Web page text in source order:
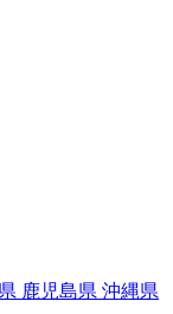
鹿児島県 沖縄県